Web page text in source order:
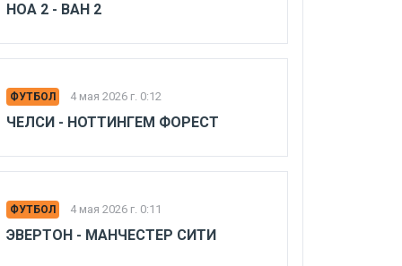
НОА 2 - ВАН 2
ФУТБОЛ 4 мая 2026 г. 0:12
ЧЕЛСИ - НОТТИНГЕМ ФОРЕСТ
ФУТБОЛ 4 мая 2026 г. 0:11
ЭВЕРТОН - МАНЧЕСТЕР СИТИ